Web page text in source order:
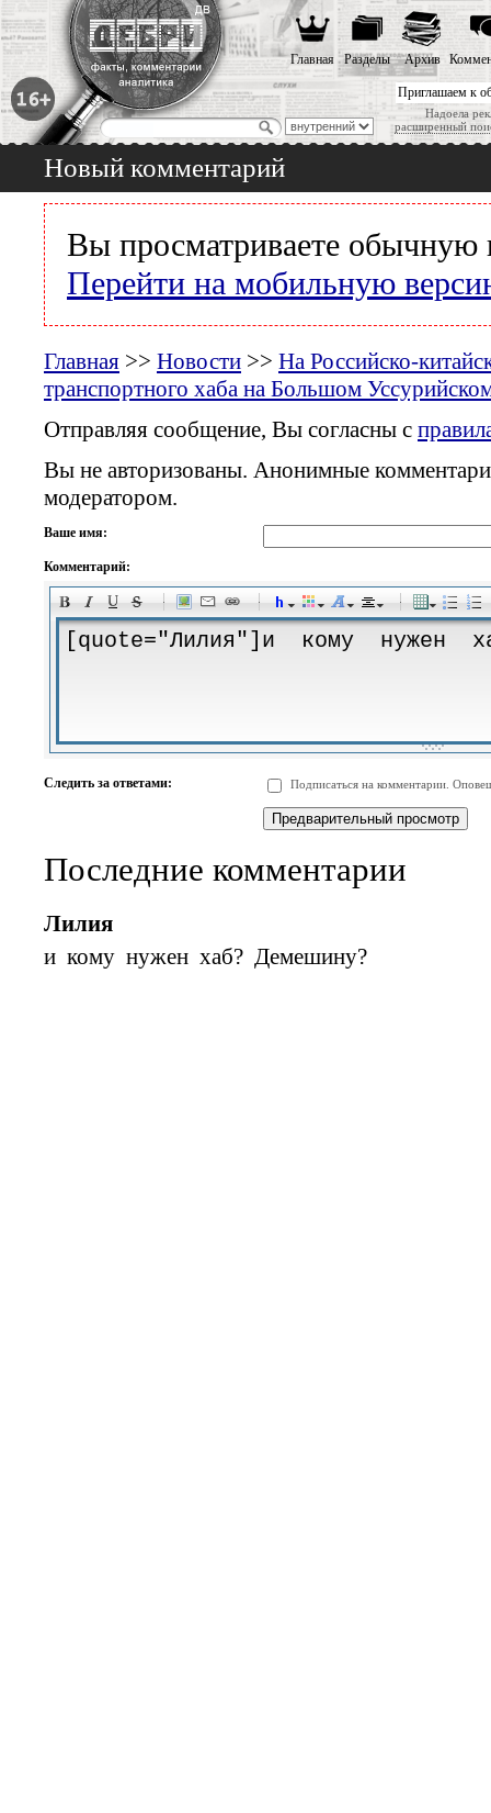
Приглашаем к
Надоела
расширенный
Главная Разделы Архив
Новый комментарий
Вы просматриваете обычную
Перейти на мобильную
Главная >> Новости >> На Российско-
транспортного хаба на Большом
Отправляя сообщение, Вы согласны с
Вы не авторизованы. Анонимные
модератором.
Ваше имя:
Комментарий:
-
-
-
-
-
-
-
-
-
-
-
-
-
-
-
-
Следить за ответами: Подписаться на комментарии.
Последние комментарии
Лилия
и кому нужен хаб? Демешину?